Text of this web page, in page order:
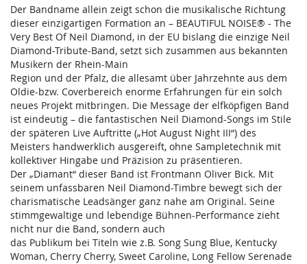
Der Bandname allein zeigt schon die musikalische Richtung
dieser einzigartigen Formation an – BEAUTIFUL NOISE® - The
Very Best Of Neil Diamond, in der EU bislang die einzige Neil
Diamond-Tribute-Band, setzt sich zusammen aus bekannten
Musikern der Rhein-Main
Region und der Pfalz, die allesamt über Jahrzehnte aus dem
Oldie-bzw. Coverbereich enorme Erfahrungen für ein solch
neues Projekt mitbringen. Die Message der elfköpfigen Band
ist eindeutig – die fantastischen Neil Diamond-Songs im Stile
der späteren Live Auftritte („Hot August Night III“) des
Meisters handwerklich ausgereift, ohne Sampletechnik mit
kollektiver Hingabe und Präzision zu präsentieren.
Der „Diamant“ dieser Band ist Frontmann Oliver Bick. Mit
seinem unfassbaren Neil Diamond-Timbre bewegt sich der
charismatische Leadsänger ganz nahe am Original. Seine
stimmgewaltige und lebendige Bühnen-Performance zieht
nicht nur die Band, sondern auch
das Publikum bei Titeln wie z.B. Song Sung Blue, Kentucky
Woman, Cherry Cherry, Sweet Caroline, Long Fellow Serenade